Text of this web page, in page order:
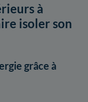
à
isoler son
grâce à